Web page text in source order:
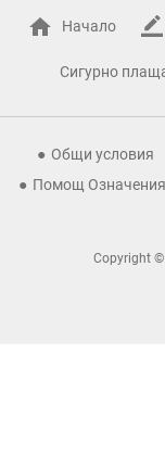
Начало
Сигурно
Общи условия
Помощ
Copyright ©